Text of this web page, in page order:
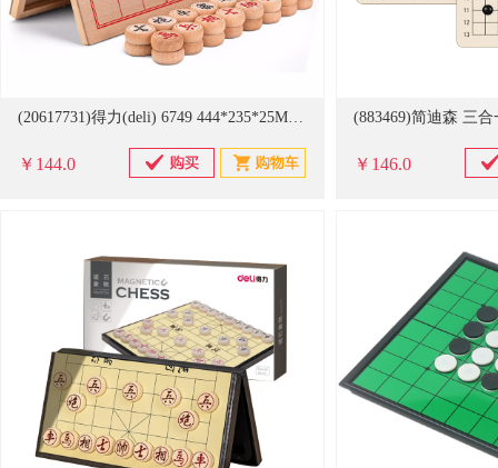
(20617731)得力(deli) 6749 444*235*25MM 象棋 榉木色(单位：副)
￥144.0 ￥146.0